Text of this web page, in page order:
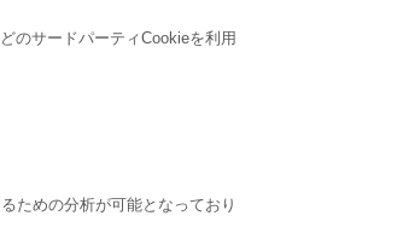
のサードパーティCookieを利用
ための分析が可能となっており